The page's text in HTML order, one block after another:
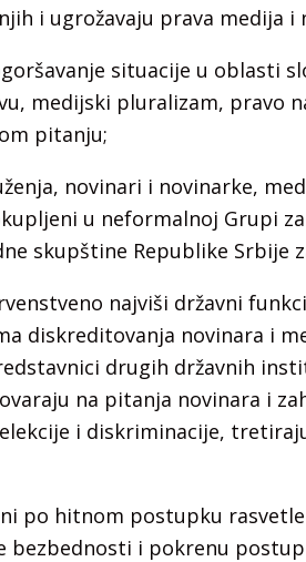
i ugrožavaju prava medija i
situacije u oblasti
medijski pluralizam, pravo
pitanju;
novinari i novinarke,
u neformalnoj Grupi
skupštine Republike Srbije
najviši državni
diskreditovanja novinara i
drugih državnih
na pitanja novinara i
i diskriminacije,
po hitnom postupku
bezbednosti i pokrenu